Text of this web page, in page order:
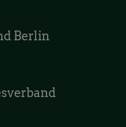
Berlin